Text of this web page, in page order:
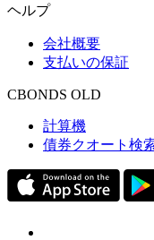
ヘルプ
会社概要
支払いの保証
CBONDS OLD
計算機
債券クオート検